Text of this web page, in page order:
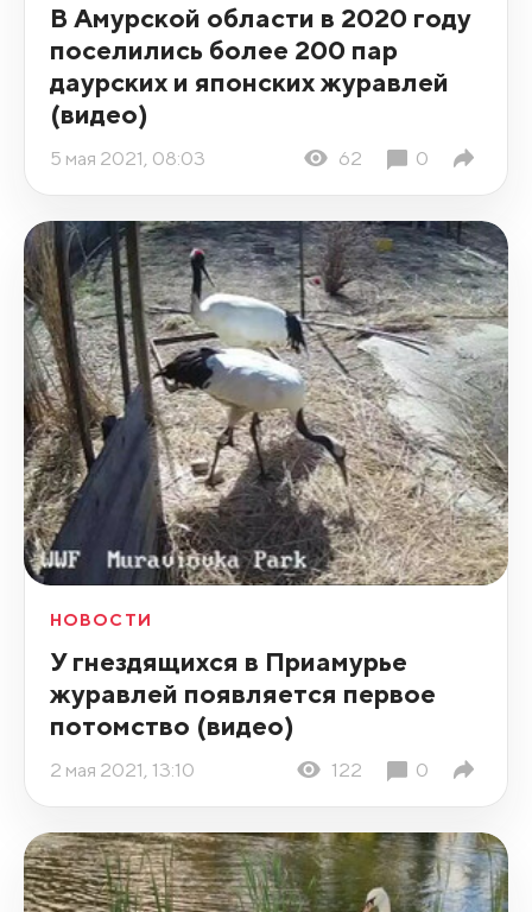
В Амурской области в 2020 году
поселились более 200 пар
даурских и японских журавлей
(видео)
5 мая 2021, 08:03 62 0
НОВОСТИ
У гнездящихся в Приамурье
журавлей появляется первое
потомство (видео)
2 мая 2021, 13:10 122 0